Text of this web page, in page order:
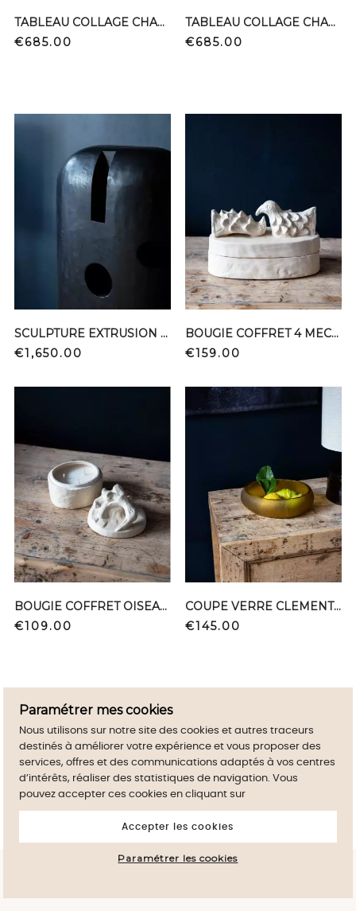
TABLEAU COLLAGE CHANVRE KAKI ENCRE OR
Price
€685.00
TABLEAU COLLAGE CHANVRE TERRA ENCRE OR
Price
€685.00
SCULPTURE EXTRUSION OVOIDALE 27177
Price
€1,650.00
BOUGIE COFFRET 4 MECHES 4006 004
Price
€159.00
BOUGIE COFFRET OISEAU BAS 4005 004
Price
€109.00
COUPE VERRE CLEMENTE L 1776 GD GOLD
Price
€145.00
Paramétrer mes cookies
Nous utilisons sur notre site des cookies et autres traceurs
destinés à améliorer votre expérience et vous proposer des
services, offres et des communications adaptés à vos centres
d’intérêts, réaliser des statistiques de navigation. Vous
pouvez accepter ces cookies en cliquant sur
Accepter les cookies
Paramétrer les cookies